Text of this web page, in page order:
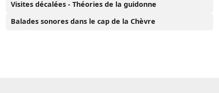
Visites décalées - Théories de la guidonne
Balades sonores dans le cap de la Chèvre